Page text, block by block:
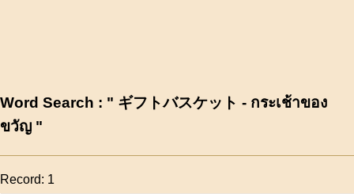
Word Search : " ギフトバスケット - กระเช้าของ
ขวัญ "
Record: 1